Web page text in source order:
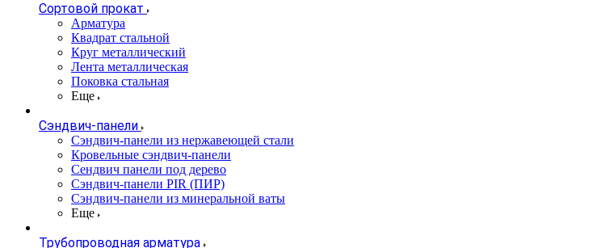
Сортовой прокат
Арматура
Квадрат стальной
Круг металлический
Лента металлическая
Поковка стальная
Еще
Сэндвич-панели
Cэндвич-панели из нержавеющей стали
Кровельные сэндвич-панели
Сендвич панели под дерево
Сэндвич-панели PIR (ПИР)
Сэндвич-панели из минеральной ваты
Еще
Трубопроводная арматура